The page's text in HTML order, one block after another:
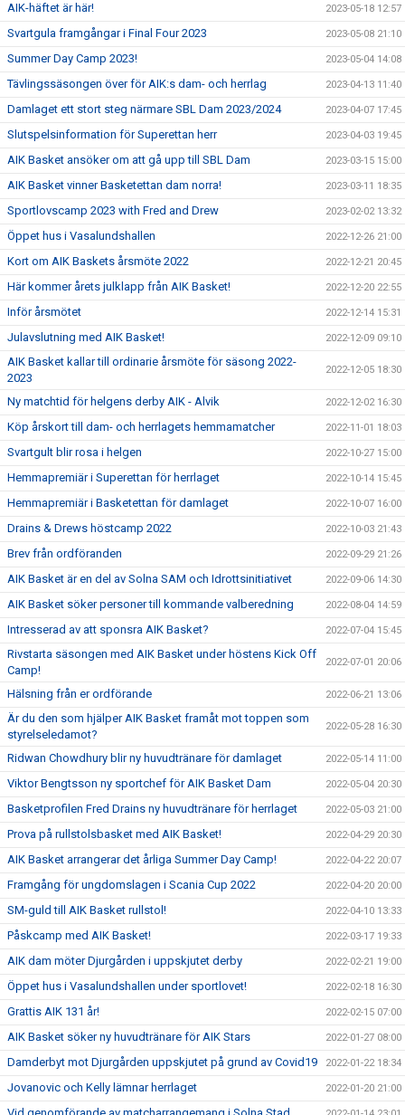
AIK-häftet är här! 2023-05-18 12:57
Svartgula framgångar i Final Four 2023 2023-05-08 21:10
Summer Day Camp 2023! 2023-05-04 14:08
Tävlingssäsongen över för AIK:s dam- och herrlag 2023-04-13 11:40
Damlaget ett stort steg närmare SBL Dam 2023/2024 2023-04-07 17:45
Slutspelsinformation för Superettan herr 2023-04-03 19:45
AIK Basket ansöker om att gå upp till SBL Dam 2023-03-15 15:00
AIK Basket vinner Basketettan dam norra! 2023-03-11 18:35
Sportlovscamp 2023 with Fred and Drew 2023-02-02 13:32
Öppet hus i Vasalundshallen 2022-12-26 21:00
Kort om AIK Baskets årsmöte 2022 2022-12-21 20:45
Här kommer årets julklapp från AIK Basket! 2022-12-20 22:55
Inför årsmötet 2022-12-14 15:31
Julavslutning med AIK Basket! 2022-12-09 09:10
AIK Basket kallar till ordinarie årsmöte för säsong 2022-
2023
2022-12-05 18:30
Ny matchtid för helgens derby AIK - Alvik 2022-12-02 16:30
Köp årskort till dam- och herrlagets hemmamatcher 2022-11-01 18:03
Svartgult blir rosa i helgen 2022-10-27 15:00
Hemmapremiär i Superettan för herrlaget 2022-10-14 15:45
Hemmapremiär i Basketettan för damlaget 2022-10-07 16:00
Drains & Drews höstcamp 2022 2022-10-03 21:43
Brev från ordföranden 2022-09-29 21:26
AIK Basket är en del av Solna SAM och Idrottsinitiativet 2022-09-06 14:30
AIK Basket söker personer till kommande valberedning 2022-08-04 14:59
Intresserad av att sponsra AIK Basket? 2022-07-04 15:45
Rivstarta säsongen med AIK Basket under höstens Kick Off
Camp!
2022-07-01 20:06
Hälsning från er ordförande 2022-06-21 13:06
Är du den som hjälper AIK Basket framåt mot toppen som
styrelseledamot?
2022-05-28 16:30
Ridwan Chowdhury blir ny huvudtränare för damlaget 2022-05-14 11:00
Viktor Bengtsson ny sportchef för AIK Basket Dam 2022-05-04 20:30
Basketprofilen Fred Drains ny huvudtränare för herrlaget 2022-05-03 21:00
Prova på rullstolsbasket med AIK Basket! 2022-04-29 20:30
AIK Basket arrangerar det årliga Summer Day Camp! 2022-04-22 20:07
Framgång för ungdomslagen i Scania Cup 2022 2022-04-20 20:00
SM-guld till AIK Basket rullstol! 2022-04-10 13:33
Påskcamp med AIK Basket! 2022-03-17 19:33
AIK dam möter Djurgården i uppskjutet derby 2022-02-21 19:00
Öppet hus i Vasalundshallen under sportlovet! 2022-02-18 16:30
Grattis AIK 131 år! 2022-02-15 07:00
AIK Basket söker ny huvudtränare för AIK Stars 2022-01-27 08:00
Damderbyt mot Djurgården uppskjutet på grund av Covid19 2022-01-22 18:34
Jovanovic och Kelly lämnar herrlaget 2022-01-20 21:00